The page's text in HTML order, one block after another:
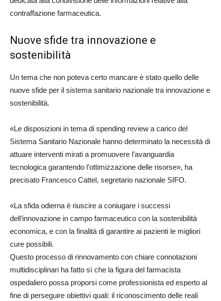
contraffazione farmaceutica.
Nuove sfide tra innovazione e
sostenibilità
Un tema che non poteva certo mancare è stato quello delle
nuove sfide per il sistema sanitario nazionale tra innovazione e
sostenibilità.
«Le disposizioni in tema di spending review a carico del
Sistema Sanitario Nazionale hanno determinato la necessità di
attuare interventi mirati a promuovere l’avanguardia
tecnologica garantendo l’ottimizzazione delle risorse», ha
precisato Francesco Cattel, segretario nazionale SIFO.
«La sfida odierna è riuscire a coniugare i successi
dell’innovazione in campo farmaceutico con la sostenibilità
economica, e con la finalità di garantire ai pazienti le migliori
cure possibili.
Questo processo di rinnovamento con chiare connotazioni
multidisciplinari ha fatto sì che la figura del farmacista
ospedaliero possa proporsi come professionista ed esperto al
fine di perseguire obiettivi quali: il riconoscimento delle reali